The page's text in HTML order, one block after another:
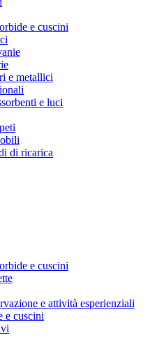
e cuscini
e metallici
e luci
di ricarica
e cuscini
e attività esperienziali
e cuscini